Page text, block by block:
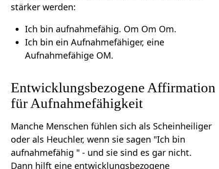
stärker werden:
Ich bin aufnahmefähig. Om Om Om.
Ich bin ein Aufnahmefähiger, eine
Aufnahmefähige OM.
Entwicklungsbezogene Affirmation
für Aufnahmefähigkeit
Manche Menschen fühlen sich als Scheinheiliger
oder als Heuchler, wenn sie sagen "Ich bin
aufnahmefähig " - und sie sind es gar nicht.
Dann hilft eine entwicklungsbezogene